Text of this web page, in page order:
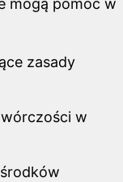
zasady
w